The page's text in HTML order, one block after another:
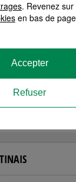
. Revenez
en bas de
Refuser
Accepter